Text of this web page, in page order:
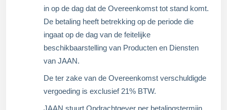
in op de dag dat de Overeenkomst tot stand komt.
De betaling heeft betrekking op de periode die
ingaat op de dag van de feitelijke
beschikbaarstelling van Producten en Diensten
van JAAN.
De ter zake van de Overeenkomst verschuldigde
vergoeding is exclusief 21% BTW.
JAAN stuurt Opdrachtgever per betalingstermijn